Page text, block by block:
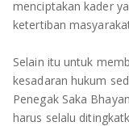
menciptakan kader
ketertiban
Selain itu untuk
kesadaran hukum
Penegak Saka
harus selalu